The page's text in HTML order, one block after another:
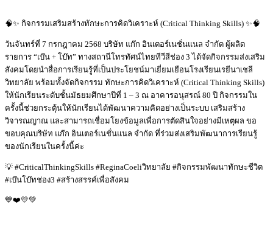
🧠✨ กิจกรรมเสริมสร้างทักษะการคิดวิเคราะห์ (Critical Thinking Skills) ✨🧠
วันจันทร์ที่ 7 กรกฎาคม 2568 บริษัท แก๊ก อินเตอร์เนชั่นแนล จำกัด ผู้ผลิต
รายการ “เบ๊น + โบ๊ท” ทางสถานีโทรทัศน์ไทยทีวีสีช่อง 3 ได้จัดกิจกรรมส่งเสริม
สังคมโดยนำสื่อการเรียนรู้ที่เป็นประโยชน์มาเยี่ยมเยือนโรงเรียนเรยีนาเชลี
วิทยาลัย พร้อมทั้งจัดกิจกรรม ทักษะการคิดวิเคราะห์ (Critical Thinking Skills)
ให้นักเรียนระดับชั้นมัธยมศึกษาปีที่ 1 – 3 ณ อาคารอนุสรณ์ 80 ปี กิจกรรมใน
ครั้งนี้ช่วยกระตุ้นให้นักเรียนได้พัฒนาความคิดอย่างเป็นระบบ เสริมสร้าง
วิจารณญาณ และสามารถเชื่อมโยงข้อมูลเพื่อการตัดสินใจอย่างมีเหตุผล ขอ
ขอบคุณบริษัท แก๊ก อินเตอร์เนชั่นแนล จำกัด ที่ร่วมส่งเสริมพัฒนาการเรียนรู้
ของนักเรียนในครั้งนี้ค่ะ
💡 #CriticalThinkingSkills #ReginaCoeliวิทยาลัย #กิจกรรมพัฒนาทักษะชีวิต
#เบ๊นโบ๊ทช่อง3 #สร้างสรรค์เพื่อสังคม
💙❤️💛💚